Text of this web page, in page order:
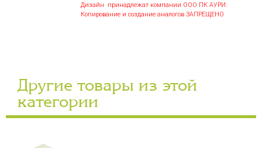
Дизайн принадлежат компании ООО ПК АУРИ.
Копирование и создание аналогов ЗАПРЕЩЕНО
Другие товары из этой
категории